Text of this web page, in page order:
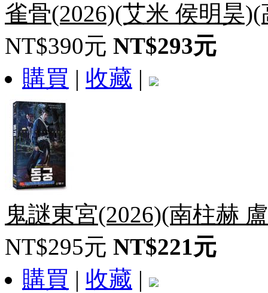
雀骨(2026)(艾米 侯明昊
NT$390元 NT$293元
購買 | 收藏 |
鬼謎東宮(2026)(南柱赫
NT$295元 NT$221元
購買 | 收藏 |